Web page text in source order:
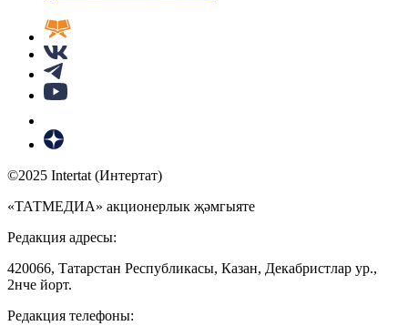
©2025 Intertat (Интертат)
«ТАТМЕДИА» акционерлык җәмгыяте
Редакция адресы:
420066, Татарстан Республикасы, Казан, Декабристлар ур.,
2нче йорт.
Редакция телефоны: